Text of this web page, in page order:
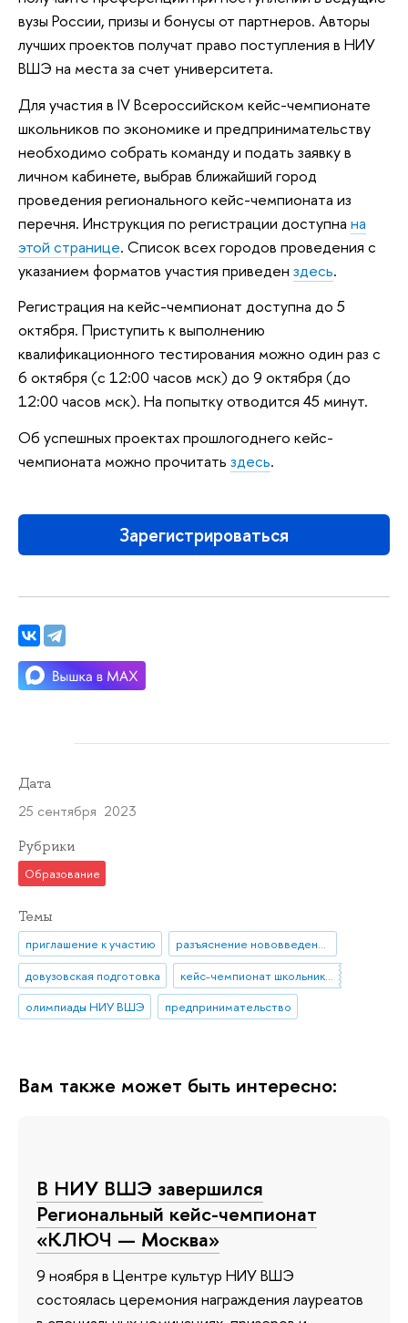
вузы России, призы и бонусы от партнеров. Авторы
лучших проектов получат право поступления в НИУ
ВШЭ на места за счет университета.
Для участия в IV Всероссийском кейс-чемпионате
школьников по экономике и предпринимательству
необходимо собрать команду и подать заявку в
личном кабинете, выбрав ближайший город
проведения регионального кейс-чемпионата из
перечня. Инструкция по регистрации доступна на
этой странице. Список всех городов проведения с
указанием форматов участия приведен здесь.
Регистрация на кейс-чемпионат доступна до 5
октября. Приступить к выполнению
квалификационного тестирования можно один раз с
6 октября (с 12:00 часов мск) до 9 октября (до
12:00 часов мск). На попытку отводится 45 минут.
Об успешных проектах прошлогоднего кейс-
чемпионата можно прочитать здесь.
Зарегистрироваться
Дата
25 сентября 2023
Рубрики
Образование
Темы
приглашение к участию
разъяснение нововведения
довузовская подготовка
кейс-чемпионат школьников по экономике и предпринимательству
олимпиады НИУ ВШЭ
предпринимательство
Вам также может быть интересно:
В НИУ ВШЭ завершился
Региональный кейс-чемпионат
«КЛЮЧ — Москва»
9 ноября в Центре культур НИУ ВШЭ
состоялась церемония награждения лауреатов